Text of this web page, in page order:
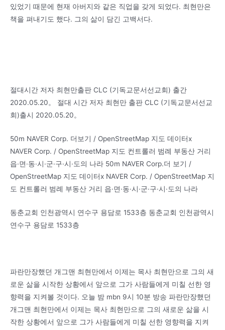
있었기 때문에 현재 아버지와 같은 직업을 갖게 되었다. 최현만은
책을 펴내기도 했다. 그의 삶이 담긴 고백서다.
절대시간 저자 최현만출판 CLC (기독교문서선교회) 출간
2020.05.20。 절대 시간 저자 최현만 출판 CLC (기독교문서선교
회)출시 2020.05.20。
50m NAVER Corp. 더보기 / OpenStreetMap 지도 데이터x
NAVER Corp. / OpenStreetMap 지도 컨트롤러 범례 부동산 거리
읍·면·동·시·군·구·시·도의 나라 50m NAVER Corp.더 보기 /
OpenStreetMap 지도 데이터x NAVER Corp. / OpenStreetMap 지
도 컨트롤러 범례 부동산 거리 읍·면·동·시·군·구·시·도의 나라
동춘교회 인천광역시 연수구 용담로 1533층 동춘교회 인천광역시
연수구 용담로 1533층
파란만장했던 개그맨 최현만에서 이제는 목사 최현만으로 그의 새
로운 삶을 시작한 상황에서 앞으로 그가 사람들에게 미칠 선한 영
향력을 지켜볼 것이다. 오늘 밤 mbn 9시 10분 방송 파란만장했던
개그맨 최현만에서 이제는 목사 최현만으로 그의 새로운 삶을 시
작한 상황에서 앞으로 그가 사람들에게 미칠 선한 영향력을 지켜